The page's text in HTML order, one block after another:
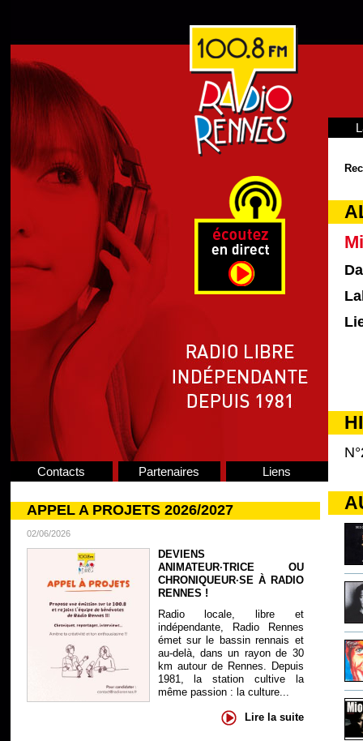
Contacts Partenaires Liens
APPEL A PROJETS 2026/2027
02/06/2026
DEVIENS
ANIMATEUR·TRICE OU
CHRONIQUEUR·SE À RADIO
RENNES !
Radio locale, libre et
indépendante, Radio Rennes
émet sur le bassin rennais et
au-delà, dans un rayon de 30
km autour de Rennes. Depuis
1981, la station cultive la
même passion : la culture...
Lire la suite